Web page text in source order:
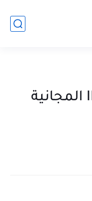
أفضل تطبيقات IPTV المجانية